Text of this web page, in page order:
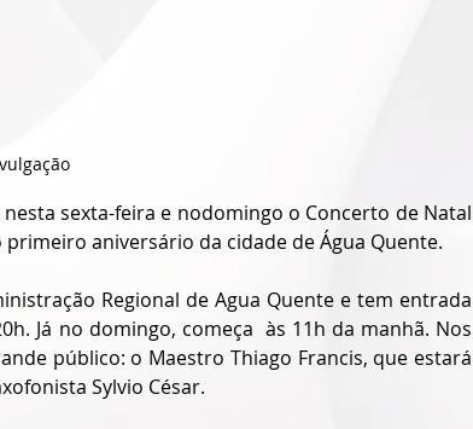
sexta-feira e nodomingo o Concerto de Natal
aniversário da cidade de Água Quente.
Regional de Agua Quente e tem entrada
Já no domingo, começa  às 11h da manhã. Nos
público: o Maestro Thiago Francis, que estará
Sylvio César.